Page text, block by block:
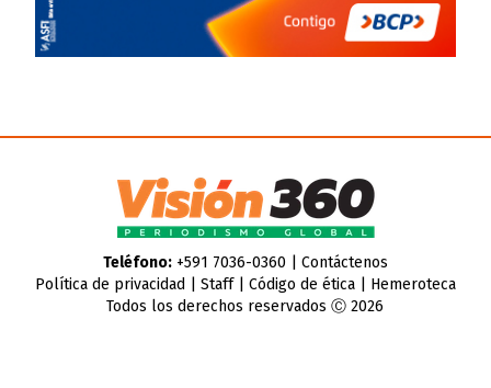
Teléfono:+591 7036-0360 | Contáctenos
Política de privacidad
Staff| Código de ética| Hemeroteca
Todos los derechos reservados Ⓒ 2026